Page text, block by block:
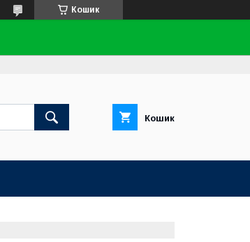
Кошик
Кошик